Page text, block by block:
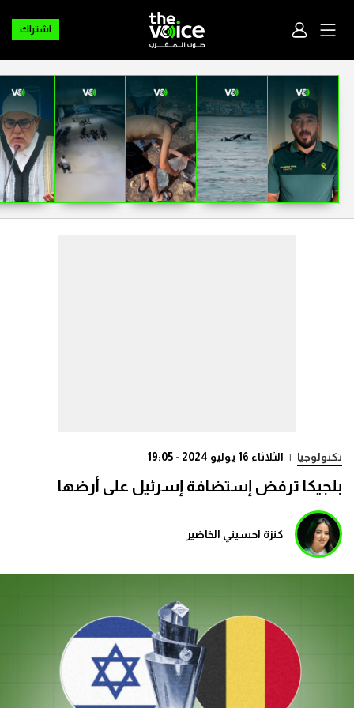
اشتراك
تكنولوجيا | الثلاثاء 16 يوليو 2024 - 19:05
بلجيكا ترفض إستضافة إسرئيل على أرضها
كنزة احسيني الخاضير